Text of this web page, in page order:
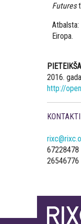
Futures
Atbalsta:
Eiropa.
2016.
http://
KONTAKTI
67228478
26546776